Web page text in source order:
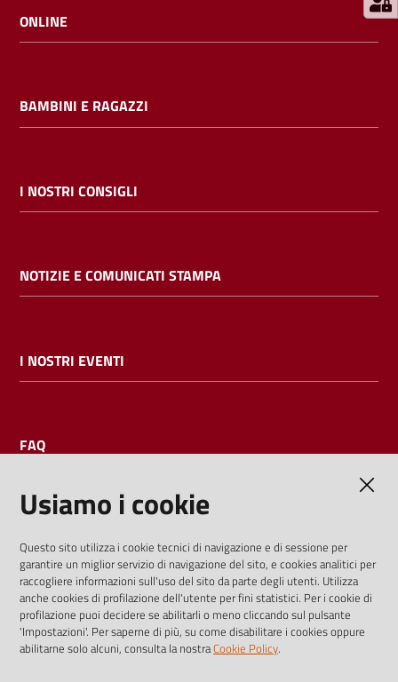
Cerca nei
cataloghi
Chiedi al
ONLINE
BAMBINI E RAGAZZI
I NOSTRI CONSIGLI
NOTIZIE E COMUNICATI STAMPA
I NOSTRI EVENTI
FAQ
I dati personali pubblicati sono riutilizzabili solo alle condizioni
previste dalla direttiva comunitaria 2003/98/CE e dal d.lgs.
36/2006
Usiamo i cookie
Questo sito utilizza i cookie tecnici di navigazione e di sessione per
garantire un miglior servizio di navigazione del sito, e cookies analitici per
raccogliere informazioni sull'uso del sito da parte degli utenti. Utilizza
anche cookies di profilazione dell'utente per fini statistici. Per i cookie di
profilazione puoi decidere se abilitarli o meno cliccando sul pulsante
'Impostazioni'. Per saperne di più, su come disabilitare i cookies oppure
abilitarne solo alcuni, consulta la nostraCookie Policy.